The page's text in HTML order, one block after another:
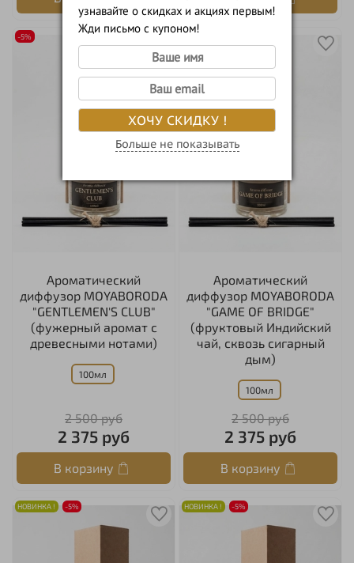
узнавайте о скидках и акциях первым!
Жди письмо с купоном!
ХОЧУ СКИДКУ !
Больше не показывать
-5%
Ароматический
диффузор MOYABORODA
"GENTLEMEN'S CLUB"
(фужерный аромат с
древесными нотами)
100мл
2 500 руб
2 375 руб
В корзину
-5%
Ароматический
диффузор MOYABORODA
"GAME OF BRIDGE"
(фруктовый Индийский
чай, сквозь сигарный
дым)
100мл
2 500 руб
2 375 руб
В корзину
НОВИНКА ! -5% НОВИНКА ! -5%